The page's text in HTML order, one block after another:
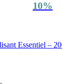
10%
Essentiel –